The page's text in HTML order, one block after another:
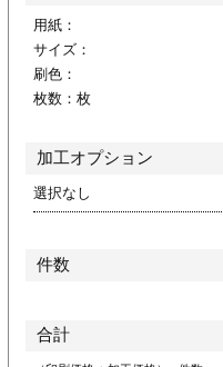
用紙：
サイズ：
刷色：
枚数： 枚
加工オプション
選択なし
件数
合計